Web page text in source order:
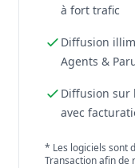
à fort trafic
Diffusion
Agents &
Diffusion sur
avec
* Les logiciels sont
Transaction afin de